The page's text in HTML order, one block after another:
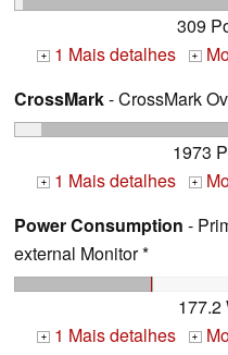
309
+ 1 Mais detalhes +
CrossMark- CrossMark
1973
+ 1 Mais detalhes +
Power Consumption -
external Monitor *
177.2
+ 1 Mais detalhes +